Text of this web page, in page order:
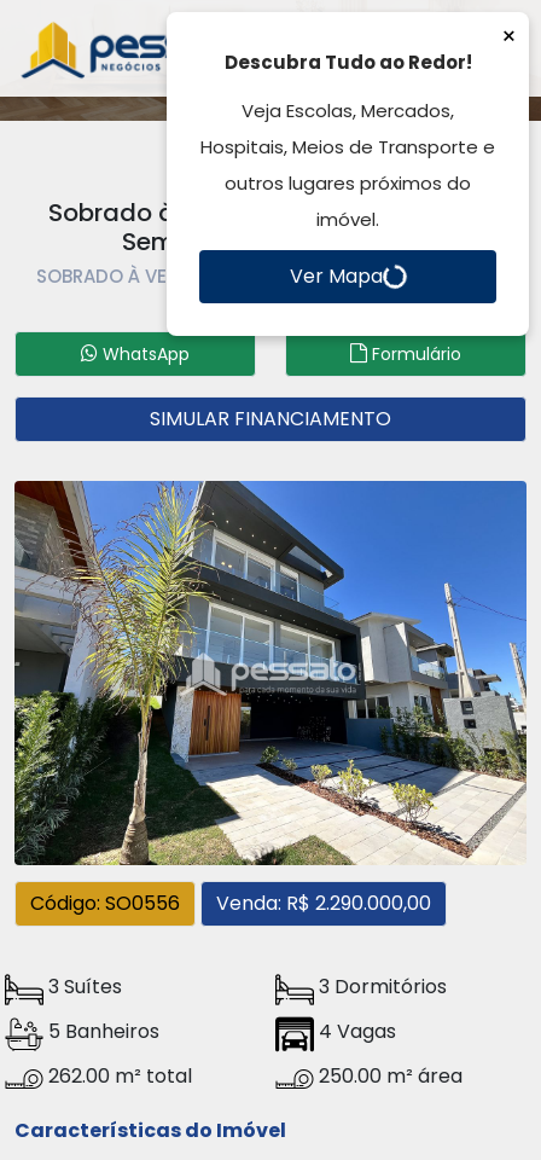
Sobrado à Venda, Cyrela Landscape
Seminário - Gravataí, RS
SOBRADO À VENDA | SOBRADO | GRAVATAÍ | CENTRO
Código: SO0556
WhatsApp Formulário
SIMULAR FINANCIAMENTO
Código: SO0556 Venda: R$ 2.290.000,00
3 Suítes
3 Dormitórios
5 Banheiros
4 Vagas
262.00 m² total
250.00 m² área
Características do Imóvel